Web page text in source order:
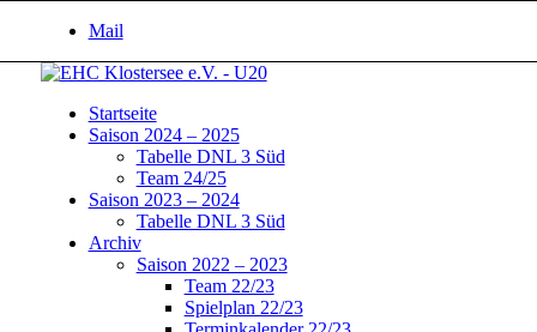
Mail
Startseite
Saison 2024 – 2025
Tabelle DNL 3 Süd
Team 24/25
Saison 2023 – 2024
Tabelle DNL 3 Süd
Archiv
Saison 2022 – 2023
Team 22/23
Spielplan 22/23